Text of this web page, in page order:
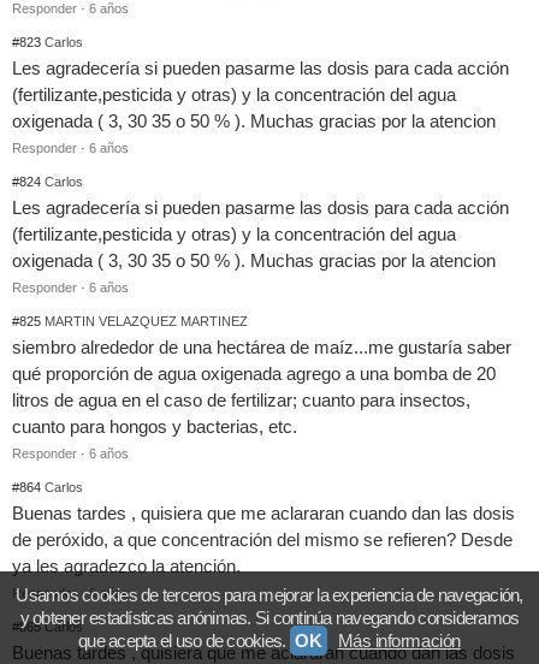
Responder · 6 años
#823 Carlos
Les agradecería si pueden pasarme las dosis para cada acción
(fertilizante,pesticida y otras) y la concentración del agua
oxigenada ( 3, 30 35 o 50 % ). Muchas gracias por la atencion
Responder · 6 años
#824 Carlos
Les agradecería si pueden pasarme las dosis para cada acción
(fertilizante,pesticida y otras) y la concentración del agua
oxigenada ( 3, 30 35 o 50 % ). Muchas gracias por la atencion
Responder · 6 años
#825 MARTIN VELAZQUEZ MARTINEZ
siembro alrededor de una hectárea de maíz...me gustaría saber
qué proporción de agua oxigenada agrego a una bomba de 20
litros de agua en el caso de fertilizar; cuanto para insectos,
cuanto para hongos y bacterias, etc.
Responder · 6 años
#864 Carlos
Buenas tardes , quisiera que me aclararan cuando dan las dosis
de peróxido, a que concentración del mismo se refieren? Desde
ya les agradezco la atención.
Responder·6 años
#865Carlos
Buenas tardes , quisiera que me aclararan cuando dan las dosis
Usamos cookies de terceros para mejorar la experiencia de navegación,
y obtener estadísticas anónimas. Si continúa navegando consideramos
que acepta el uso de cookies. OK Más información